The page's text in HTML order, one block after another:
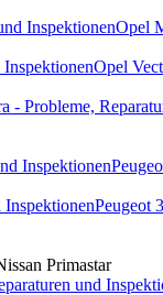
InspektionenOpel
Opel
- Probleme,
Inspektionen
InspektionenPeugeot
Primastar
und